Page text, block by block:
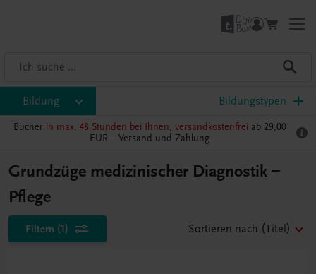
Bildung Bildungstypen
Bücher in max. 48 Stunden bei Ihnen, versandkostenfrei ab 29,00
EUR – Versand und Zahlung
Grundzüge medizinischer Diagnostik –
Pflege
Filtern (1) Sortieren nach (Titel)